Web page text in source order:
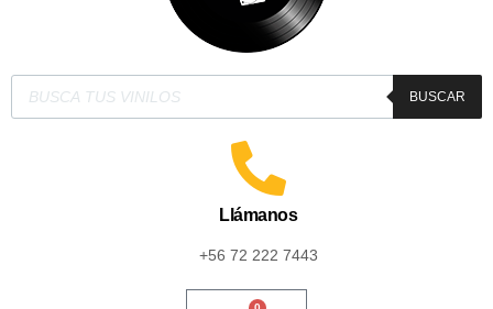
BUSCAR
Llámanos
+56 72 222 7443